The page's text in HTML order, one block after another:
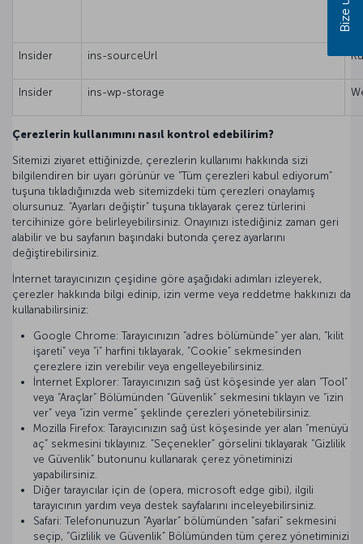
Insider ins-sourceUrl
Insider ins-wp-storage
Çerezlerin kullanımını nasıl kontrol edebilirim?
Sitemizi ziyaret ettiğinizde, çerezlerin kullanımı hakkında sizi
bilgilendiren bir uyarı görünür ve “Tüm çerezleri kabul ediyorum”
tuşuna tıkladığınızda web sitemizdeki tüm çerezleri onaylamış
olursunuz. “Ayarları değiştir” tuşuna tıklayarak çerez türlerini
tercihinize göre belirleyebilirsiniz. Onayınızı istediğiniz zaman geri
alabilir ve bu sayfanın başındaki butonda çerez ayarlarını
değiştirebilirsiniz.
İnternet tarayıcınızın çeşidine göre aşağıdaki adımları izleyerek,
çerezler hakkında bilgi edinip, izin verme veya reddetme hakkınızı da
kullanabilirsiniz:
Google Chrome: Tarayıcınızın “adres bölümünde” yer alan, “kilit
işareti” veya “i” harfini tıklayarak, “Cookie” sekmesinden
çerezlere izin verebilir veya engelleyebilirsiniz.
İnternet Explorer: Tarayıcınızın sağ üst köşesinde yer alan “Tool”
veya “Araçlar” Bölümünden “Güvenlik” sekmesini tıklayın ve “izin
ver” veya “izin verme” şeklinde çerezleri yönetebilirsiniz.
Mozilla Firefox: Tarayıcınızın sağ üst köşesinde yer alan “menüyü
aç” sekmesini tıklayınız. “Seçenekler” görselini tıklayarak “Gizlilik
ve Güvenlik” butonunu kullanarak çerez yönetiminizi
yapabilirsiniz.
Diğer tarayıcılar için de (opera, microsoft edge gibi), ilgili
tarayıcının yardım veya destek sayfalarını inceleyebilirsiniz.
Safari: Telefonunuzun “Ayarlar” bölümünden “safari” sekmesini
seçip, “Gizlilik ve Güvenlik” Bölümünden tüm çerez yönetiminizi